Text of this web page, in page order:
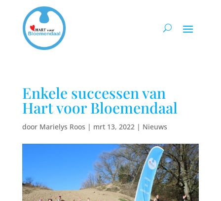
Enkele successen van
Hart voor Bloemendaal
door Marielys Roos | mrt 13, 2022 | Nieuws